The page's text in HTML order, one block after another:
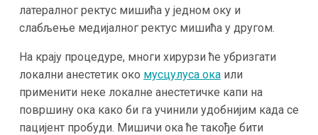
латералног ректус мишића у једном оку и
слабљење медијалног ректус мишића у другом.
На крају процедуре, многи хирурзи ће убризгати
локални анестетик око мусцулуса окаили
применити неке локалне анестетичке капи на
површину ока како би га учинили удобнијим када се
пацијент пробуди. Мишичи ока ће такође бити